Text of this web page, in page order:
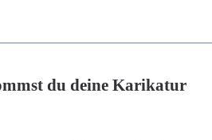
du deine Karikatur